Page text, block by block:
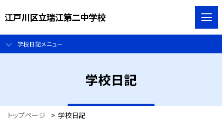
江戸川区立瑞江第二中学校
学校日記メニュー
学校日記
トップページ > 学校日記